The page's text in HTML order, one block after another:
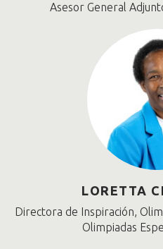
Asesor General
LORETTA
Directora de Inspiración,
Olimpiadas